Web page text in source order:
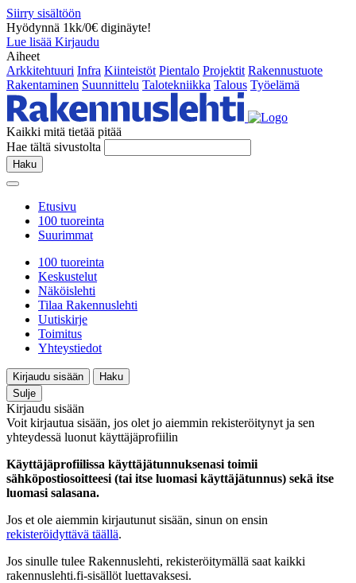
Siirry sisältöön
Hyödynnä 1kk/0€ diginäyte!
Lue lisää Kirjaudu
Aiheet
Arkkitehtuuri Infra Kiinteistöt Pientalo Projektit Rakennustuote
Rakentaminen Suunnittelu Talotekniikka Talous Työelämä
Kaikki mitä tietää pitää
Hae tältä sivustolta
Haku
Etusivu
100 tuoreinta
Suurimmat
100 tuoreinta
Keskustelut
Näköislehti
Tilaa Rakennuslehti
Uutiskirje
Toimitus
Yhteystiedot
Kirjaudu sisään
Haku
Sulje
Kirjaudu sisään
Voit kirjautua sisään, jos olet jo aiemmin rekisteröitynyt ja sen
yhteydessä luonut käyttäjäprofiilin
Käyttäjäprofiilissa käyttäjätunnuksenasi toimii
sähköpostiosoitteesi (tai itse luomasi käyttäjätunnus) sekä itse
luomasi salasana.
Jos et ole aiemmin kirjautunut sisään, sinun on ensin
rekisteröidyttävä täällä.
Jos sinulle tulee Rakennuslehti, rekisteröitymällä saat kaikki
rakennuslehti.fi-sisällöt luettavaksesi.